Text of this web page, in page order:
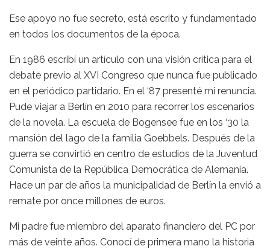
Ese apoyo no fue secreto, está escrito y fundamentado
en todos los documentos de la época.
En 1986 escribí un artículo con una visión crítica para el
debate previo al XVI Congreso que nunca fue publicado
en el periódico partidario. En el ‘87 presenté mi renuncia.
Pude viajar a Berlín en 2010 para recorrer los escenarios
de la novela. La escuela de Bogensee fue en los ‘30 la
mansión del lago de la familia Goebbels. Después de la
guerra se convirtió en centro de estudios de la Juventud
Comunista de la República Democrática de Alemania.
Hace un par de años la municipalidad de Berlín la envió a
remate por once millones de euros.
Mi padre fue miembro del aparato financiero del PC por
más de veinte años. Conocí de primera mano la historia